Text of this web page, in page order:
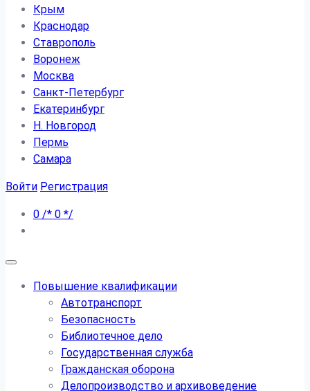
Крым
Краснодар
Ставрополь
Воронеж
Москва
Санкт-Петербург
Екатеринбург
Н. Новгород
Пермь
Самара
Войти Регистрация
0 /* 0 */
Повышение квалификации
Автотранспорт
Безопасность
Библиотечное дело
Государственная служба
Гражданская оборона
Делопроизводство и архивоведение